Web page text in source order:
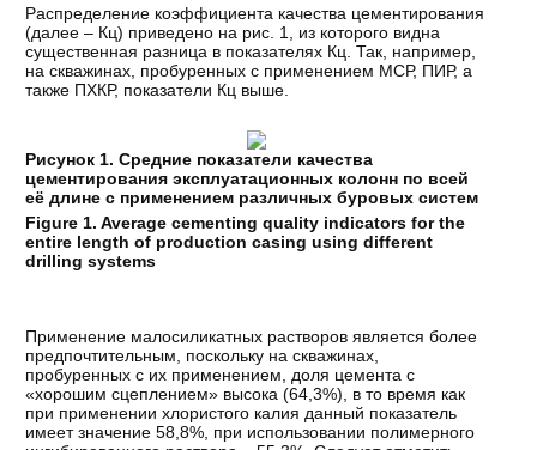
Распределение коэффициента качества цементирования
(далее – Кц) приведено на рис. 1, из которого видна
существенная разница в показателях Кц. Так, например,
на скважинах, пробуренных с применением МСР, ПИР, а
также ПХКР, показатели Кц выше.
Рисунок 1. Средние показатели качества
цементирования эксплуатационных колонн по всей
её длине с применением различных буровых систем
Figure 1. Average cementing quality indicators for the
entire length of production casing using different
drilling systems
Применение малосиликатных растворов является более
предпочтительным, поскольку на скважинах,
пробуренных с их применением, доля цемента с
«хорошим сцеплением» высока (64,3%), в то время как
при применении хлористого калия данный показатель
имеет значение 58,8%, при использовании полимерного